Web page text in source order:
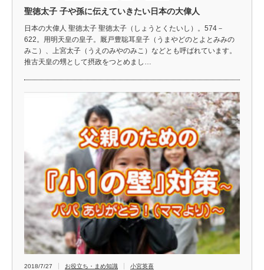
聖徳太子 子や孫に伝えていきたい日本の大偉人
日本の大偉人 聖徳太子 聖徳太子（しょうとくたいし）。574－
622。用明天皇の皇子。厩戸豊聡耳皇子（うまやどのとよとみみの
みこ）、上宮太子（うえのみやのみこ）などとも呼ばれています。
推古天皇の甥として摂政をつとめまし…
2018/7/27 お役立ち・まめ知識 小宮英喜